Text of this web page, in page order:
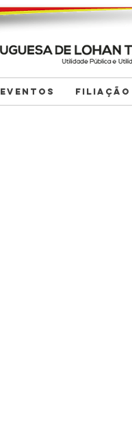
EVENTOS FILIAÇÃO